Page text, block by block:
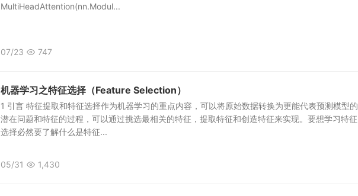
MultiHeadAttention(nn.Modul...
07/23 747
机器学习之特征选择（Feature Selection）
1 引言 特征提取和特征选择作为机器学习的重点内容，可以将原始数据转换为更能代表预测模型的
潜在问题和特征的过程，可以通过挑选最相关的特征，提取特征和创造特征来实现。要想学习特征
选择必然要了解什么是特征...
05/31 1,430